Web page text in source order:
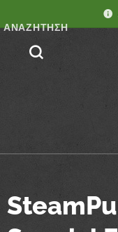
ΑΝΑΖΉΤΗΣΗ